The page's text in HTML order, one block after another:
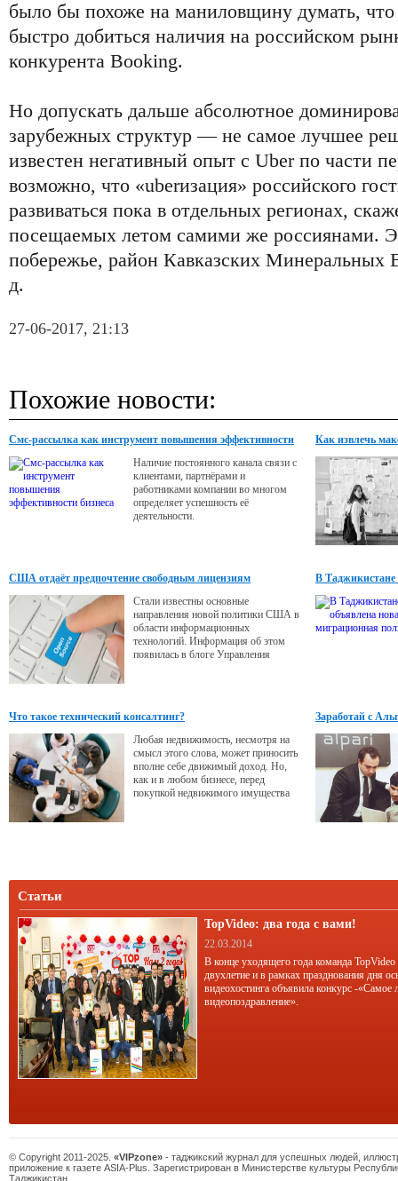
было бы похоже на маниловщину думать,
быстро добиться наличия на российском
конкурента Booking.
Но допускать дальше абсолютное
зарубежных структур — не самое лучшее
известен негативный опыт с Uber по части
возможно, что «uberизация» российского
развиваться пока в отдельных регионах,
посещаемых летом самими же россиянами.
побережье, район Кавказских Минеральных
д.
27-06-2017, 21:13
Похожие новости:
Смс-рассылка как инструмент повышения эффективности
Наличие постоянного канала связи с
клиентами, партнёрами и
работниками компании во многом
определяет успешность её
деятельности.
Как извлечь
США отдаёт предпочтение свободным лицензиям
Стали известны основные
направления новой политики США в
области информационных
технологий. Информация об этом
появилась в блоге Управления
изложенная концепция заслуживает
самого пристального внимания.
В Таджикистане
Что такое технический консалтинг?
Любая недвижимость, несмотря на
смысл этого слова, может приносить
вполне себе движимый доход. Но,
как и в любом бизнесе, перед
покупкой недвижимого имущества
Заработай с
Статьи
TopVideo: два года с вами!
22.03.2014
В конце уходящего года команда TopVideo
двухлетие и в рамках празднования дня
видеохостинга объявила конкурс -«Самое
видеопоздравление».
© Copyright 2011-2025. «VIPzone» - таджикский журнал для успешных людей,
приложение к газете ASIA-Plus. Зарегистрирован в Министерстве культуры
Таджикистан.